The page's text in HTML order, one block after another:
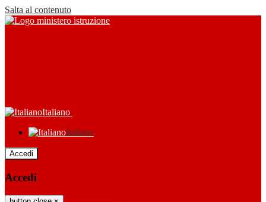
Salta al contenuto
Italiano
Italiano
Accedi
Accedi